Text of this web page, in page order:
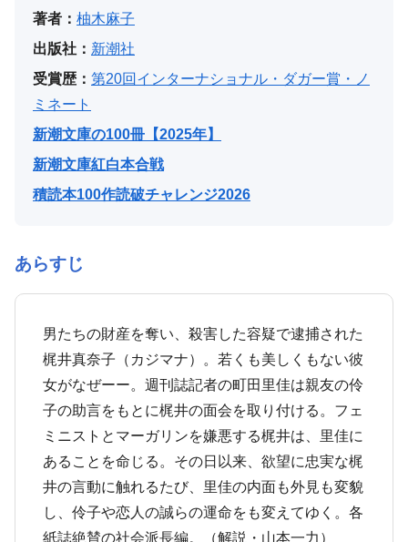
著者： 柚木麻子
出版社： 新潮社
受賞歴： 第20回インターナショナル・ダガー賞・ノ
ミネート
新潮文庫の100冊【2025年】
新潮文庫紅白本合戦
積読本100作読破チャレンジ2026
あらすじ
男たちの財産を奪い、殺害した容疑で逮捕された
梶井真奈子（カジマナ）。若くも美しくもない彼
女がなぜーー。週刊誌記者の町田里佳は親友の伶
子の助言をもとに梶井の面会を取り付ける。フェ
ミニストとマーガリンを嫌悪する梶井は、里佳に
あることを命じる。その日以来、欲望に忠実な梶
井の言動に触れるたび、里佳の内面も外見も変貌
し、伶子や恋人の誠らの運命をも変えてゆく。各
紙誌絶賛の社会派長編。（解説・山本一力）